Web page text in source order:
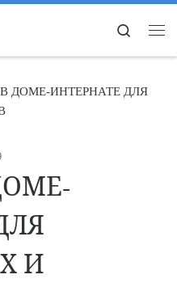
Search
ДОМЕ-ИНТЕРНАТЕ ДЛЯ
И